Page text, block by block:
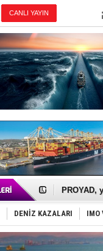
CANLI YAYIN
İTU AUV,
LNG
Türkiye-
Türk
Deniz
DÖDER,
Fairline,
Baltık
DENİZ KAZALARI IMO